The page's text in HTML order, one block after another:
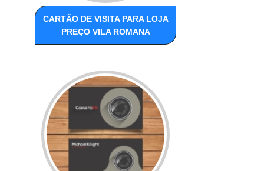
CARTÃO DE VISITA PARA LOJA
PREÇO VILA ROMANA